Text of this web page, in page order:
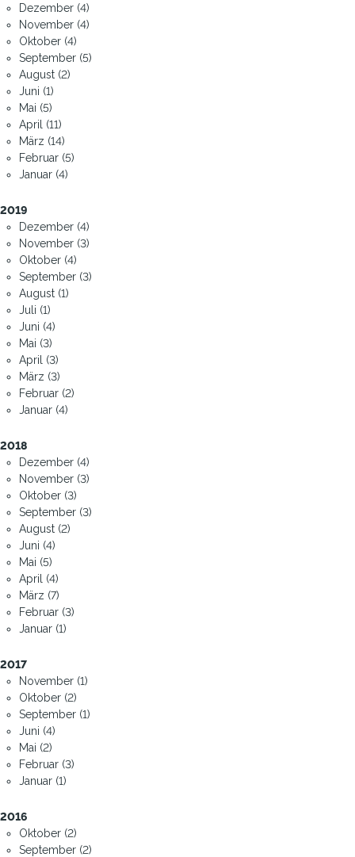
Dezember (4)
November (4)
Oktober (4)
September (5)
August (2)
Juni (1)
Mai (5)
April (11)
März (14)
Februar (5)
Januar (4)
2019
Dezember (4)
November (3)
Oktober (4)
September (3)
August (1)
Juli (1)
Juni (4)
Mai (3)
April (3)
März (3)
Februar (2)
Januar (4)
2018
Dezember (4)
November (3)
Oktober (3)
September (3)
August (2)
Juni (4)
Mai (5)
April (4)
März (7)
Februar (3)
Januar (1)
2017
November (1)
Oktober (2)
September (1)
Juni (4)
Mai (2)
Februar (3)
Januar (1)
2016
Oktober (2)
September (2)